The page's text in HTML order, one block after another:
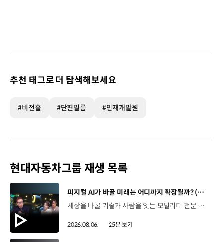
추천 태그로 더 탐색해보세요
#비전홀 #단편필름 #인재개발원
현대자동차그룹 재생 목록
[동영상]
피지컬 AI가 바꿀 미래는 어디까지 확장될까? (with 카이스트 김대식 교수) | 현대진행형 팟캐스트 EP. 22
세상을 바꿀 기술과 사람을 잇는 모빌리티 전문 팟캐스트, 현대진행형. 🔊과학커뮤니케이터 이독실, 여도은 앵커‬,그리고 카이스트 김대식 교수와 함께했습니다. 이제는 AI가 물건을 옮기고, 사람을 돕고, 함께 일하는 시대! 스물두 번째 에피소드에서는 몸을 가진 AI, ‘피지컬 AI’를 주제로휴머노이드가 사람을 닮은 이유부터 산업과 일상에 가져올 변화,그리고 현대자동차그룹이 준비하는 피지컬 AI의 미래까지 이야기합니다. 화면 밖을 나와 몸을 갖게 된 AI, 우리의 일상은 어떻게 달라질까요?현대진행형 22편에서 확인해 보세요. 현대진행형 팟빵 ▶현대진행형 애플 팟캐스트 ▶현대진행형 스포티파이 ▶ 00:00 하이라이트00:37 출연진 소개01:00 몸을 가진 AI, 피지컬 AI란?01:31 10년 만에 달라진 휴머노이드 기술02:42 도구로 능력을 확장해 온 인간04:51 인간의 의지까지 확장하는 AI05:30 휴머노이드는 왜 사람을 닮았을까?07:18 휴머노이드 개발에 남은 가장 큰 과제07:31 인간의 손과 다른 아틀라스의 손08:36 피지컬 AI가 가장 먼저 필요한 분야09:32 AI 시대, 노동의 의미는 달라질까?12:13 아직 1%도 시작하지 않은 피지컬 AI16:28 현대자동차그룹이 준비해 온 피지컬 AI17:31 미래 모빌리티는 어떤 모습일까?19:14 현대자동차그룹이 가진 풀스택 경쟁력20:10 피지컬 AI의 성능을 결정하는 모션 데이터22:49 휴머노이드와 함께 일하는 시대23:51 클로징 *본 영상에 포함된 참여자의 의견은 현대자동차그룹의 공식 입장과 다를 수 있습니다. #현대자동차그룹 #현대진행형 #모빌리티팟캐스트 #피지컬AI #휴머노이드 #보스턴다이나믹스 #아틀라스 #미래모빌리티 #모빌리티 #팟캐스트
2026.08.06. 25분 보기